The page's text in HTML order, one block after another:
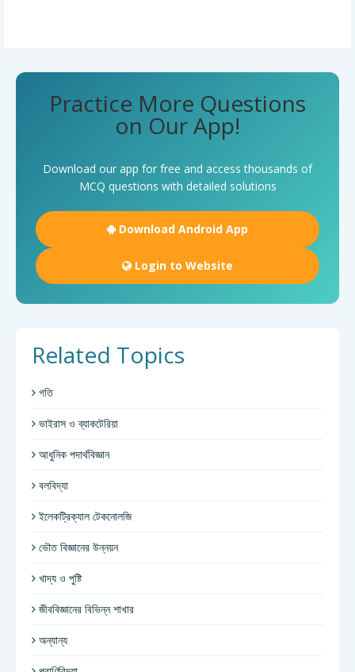
Practice More Questions
on Our App!
Download our app for free and access thousands of
MCQ questions with detailed solutions
Download Android App
Login to Website
Related Topics
গতি
ভাইরাস ও ব্যাকটেরিয়া
আধুনিক পদার্থবিজ্ঞান
বলবিদ্যা
ইলেকট্রিক্যাল টেকনোলজি
ভৌত বিজ্ঞানের উন্নয়ন
খাদ্য ও পুষ্টি
জীববিজ্ঞানের বিভিন্ন শাখার
অন্যান্য